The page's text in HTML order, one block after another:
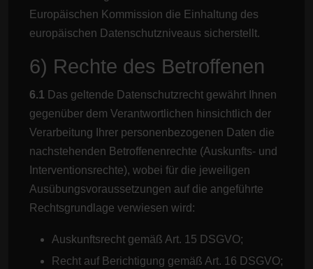
Europäischen Kommission die Einhaltung des
europäischen Datenschutzniveaus sicherstellt.
6) Rechte des Betroffenen
6.1 Das geltende Datenschutzrecht gewährt Ihnen
gegenüber dem Verantwortlichen hinsichtlich der
Verarbeitung Ihrer personenbezogenen Daten die
nachstehenden Betroffenenrechte (Auskunfts- und
Interventionsrechte), wobei für die jeweiligen
Ausübungsvoraussetzungen auf die angeführte
Rechtsgrundlage verwiesen wird:
Auskunftsrecht gemäß Art. 15 DSGVO;
Recht auf Berichtigung gemäß Art. 16 DSGVO;